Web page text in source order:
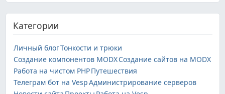
Категории
Личный блогТонкости и трюки
Создание компонентов MODXСоздание сайтов на MODX
Работа на чистом PHPПутешествия
Телеграм бот на VespАдминистрирование серверов